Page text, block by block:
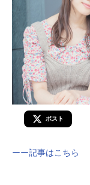
ポスト
ーー記事はこちら